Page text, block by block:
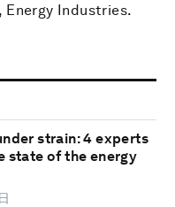
Energy Industries.
strain: 4 experts
state of the energy